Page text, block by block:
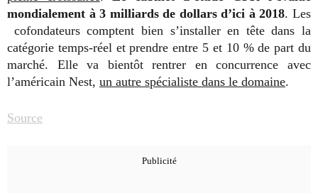
mondialement à 3 milliards de dollars d’ici à 2018. Les
cofondateurs comptent bien s’installer en tête dans la
catégorie temps-réel et prendre entre 5 et 10 % de part du
marché. Elle va bientôt rentrer en concurrence avec
l’américain Nest, un autre spécialiste dans le domaine.
Source